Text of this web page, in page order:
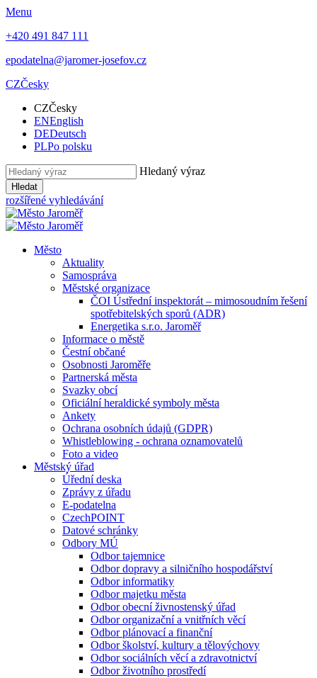
Menu
+420 491 847 111
epodatelna@jaromer-josefov.cz
CZČesky
CZČesky
ENEnglish
DEDeutsch
PLPo polsku
Hledaný výraz
Hledat
rozšířené vyhledávání
Město
Aktuality
Samospráva
Městské organizace
ČOI Ústřední inspektorát – mimosoudním řešení
spotřebitelských sporů (ADR)
Energetika s.r.o. Jaroměř
Informace o městě
Čestní občané
Osobnosti Jaroměře
Partnerská města
Svazky obcí
Oficiální heraldické symboly města
Ankety
Ochrana osobních údajů (GDPR)
Whistleblowing - ochrana oznamovatelů
Foto a video
Městský úřad
Úřední deska
Zprávy z úřadu
E-podatelna
CzechPOINT
Datové schránky
Odbory MÚ
Odbor tajemnice
Odbor dopravy a silničního hospodářství
Odbor informatiky
Odbor majetku města
Odbor obecní živnostenský úřad
Odbor organizační a vnitřních věcí
Odbor plánovací a finanční
Odbor školství, kultury a tělovýchovy
Odbor sociálních věcí a zdravotnictví
Odbor životního prostředí